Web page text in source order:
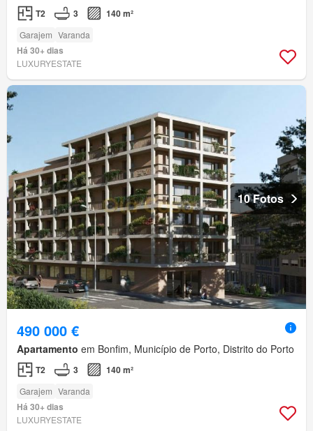
T2 3 140 m²
Garajem Varanda
Há 30+ dias
LUXURYESTATE
10 Fotos
490 000 €
Apartamento em Bonfim, Município de Porto, Distrito do Porto
T2 3 140 m²
Garajem Varanda
Há 30+ dias
LUXURYESTATE